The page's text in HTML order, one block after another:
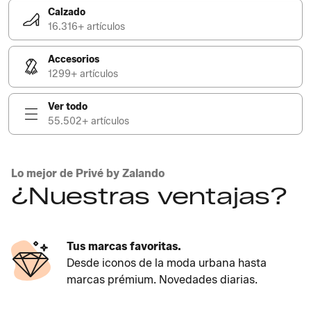
Calzado
16.316+ artículos
Accesorios
1299+ artículos
Ver todo
55.502+ artículos
Lo mejor de Privé by Zalando
¿Nuestras ventajas?
Tus marcas favoritas.
Desde iconos de la moda urbana hasta
marcas prémium. Novedades diarias.